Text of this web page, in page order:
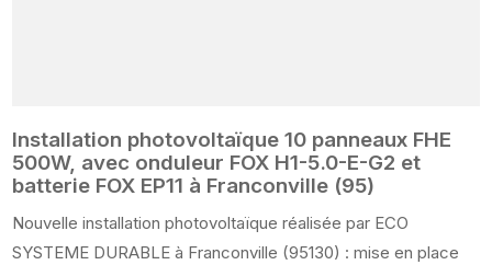
Installation photovoltaïque 10 panneaux FHE
500W, avec onduleur FOX H1-5.0-E-G2 et
batterie FOX EP11 à Franconville (95)
Nouvelle installation photovoltaïque réalisée par ECO
SYSTEME DURABLE à Franconville (95130) : mise en place